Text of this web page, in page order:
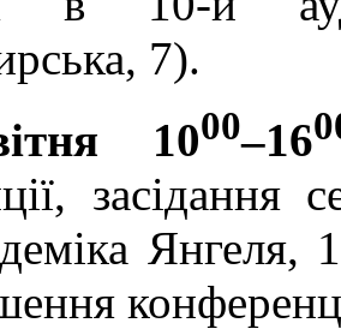
7).
1000–16
засідання
Янгеля,